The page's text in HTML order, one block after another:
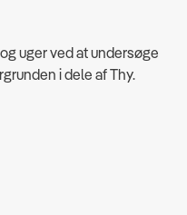
uger ved at undersøge
i dele af Thy.